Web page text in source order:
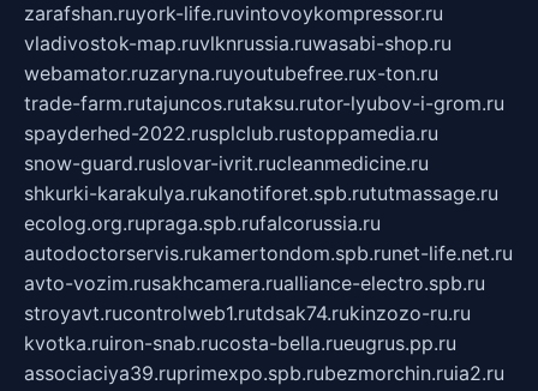
zarafshan.ruyork-life.ruvintovoykompressor.ru
vladivostok-map.ruvlknrussia.ruwasabi-shop.ru
webamator.ruzaryna.ruyoutubefree.rux-ton.ru
trade-farm.rutajuncos.rutaksu.rutor-lyubov-i-grom.ru
spayderhed-2022.rusplclub.rustoppamedia.ru
snow-guard.ruslovar-ivrit.rucleanmedicine.ru
shkurki-karakulya.rukanotiforet.spb.rututmassage.ru
ecolog.org.rupraga.spb.rufalcorussia.ru
autodoctorservis.rukamertondom.spb.runet-life.net.ru
avto-vozim.rusakhcamera.rualliance-electro.spb.ru
stroyavt.rucontrolweb1.rutdsak74.rukinzozo-ru.ru
kvotka.ruiron-snab.rucosta-bella.rueugrus.pp.ru
associaciya39.ruprimexpo.spb.rubezmorchin.ruia2.ru